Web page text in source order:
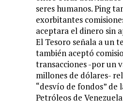
seres humanos. Ping
exorbitantes
aceptara el dinero sin
El Tesoro señala a un
también aceptó
transacciones -por un
millones de dólares-
“desvío de fondos”
Petróleos de